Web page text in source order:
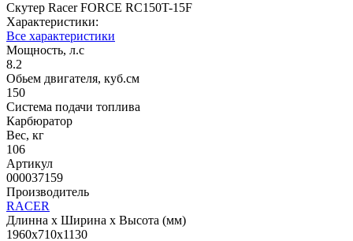
Скутер Racer FORCE RC150T-15F
Характеристики:
Все характеристики
Мощность, л.с
8.2
Обьем двигателя, куб.см
150
Система подачи топлива
Карбюратор
Вес, кг
106
Артикул
000037159
Производитель
RACER
Длинна х Ширина х Высота (мм)
1960x710x1130